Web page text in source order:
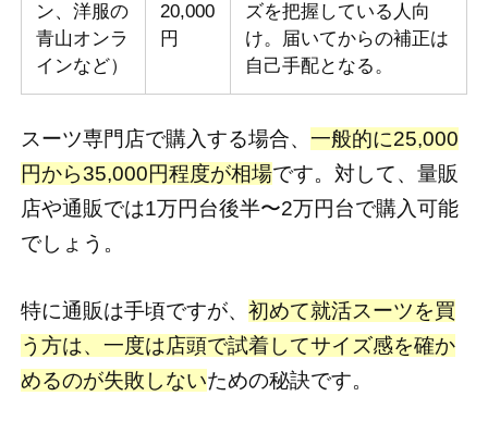
ン、洋服の
青山オンラ
インなど）
20,000
円
ズを把握している人向
け。届いてからの補正は
自己手配となる。
スーツ専門店で購入する場合、 一般的に25,000
円から35,000円程度が相場です。対して、量販
店や通販では1万円台後半〜2万円台で購入可能
でしょう。
特に通販は手頃ですが、 初めて就活スーツを買
う方は、一度は店頭で試着してサイズ感を確か
めるのが失敗しないための秘訣です。